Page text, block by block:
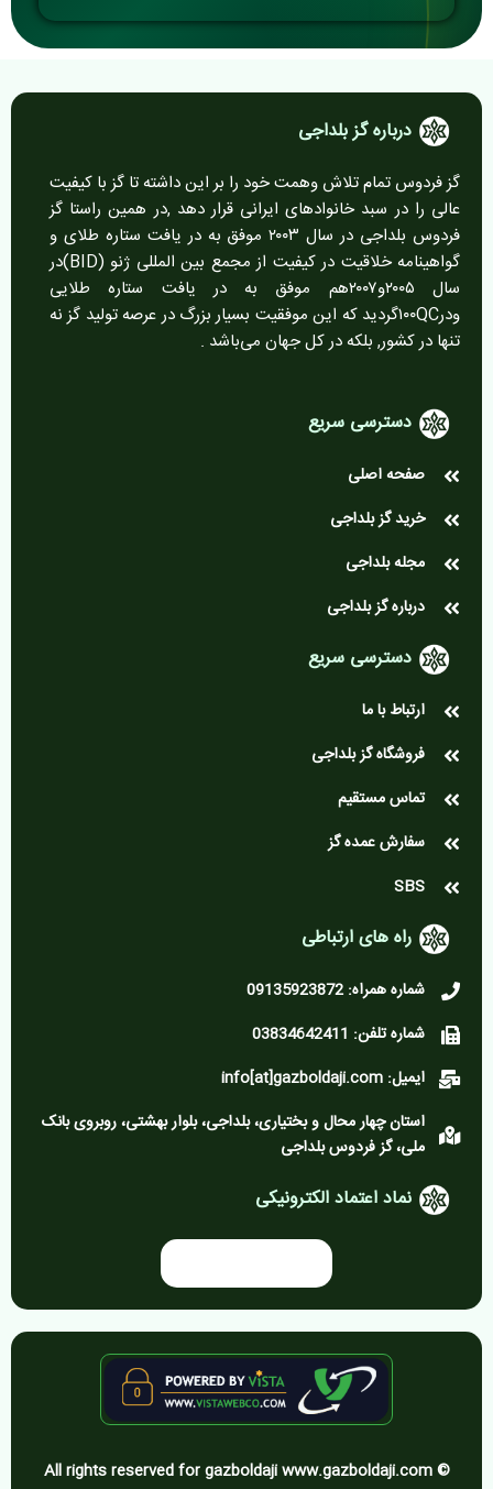
درباره گز بلداجی
گز فردوس تمام تلاش وهمت خود را بر این داشته تا گز با کیفیت
عالی را در سبد خانوادهای ایرانی قرار دهد ,در همین راستا گز
فردوس بلداجی در سال ۲۰۰۳ موفق به در یافت ستاره طلای و
گواهینامه خلاقیت در کیفیت از مجمع بین المللی ژنو (BID)در
سال ۲۰۰۵و۲۰۰۷هم موفق به در یافت ستاره طلایی
ودر۱۰۰QCگردید که این موفقیت بسیار بزرگ در عرصه تولید گز نه
تنها در کشور, بلکه در کل جهان می‌باشد .
دسترسی سریع
صفحه اصلی
خرید گز بلداجی
مجله بلداجی
درباره گز بلداجی
دسترسی سریع
ارتباط با ما
فروشگاه گز بلداجی
تماس مستقیم
سفارش عمده گز
SBS
راه های ارتباطی
شماره همراه: 09135923872
شماره تلفن: 03834642411
ایمیل: info[at]gazboldaji.com
استان چهار محال و بختیاری، بلداجی، بلوار بهشتی، روبروی بانک
ملی، گز فردوس بلداجی
نماد اعتماد الکترونیکی
All rights reserved for gazboldaji www.gazboldaji.com ©